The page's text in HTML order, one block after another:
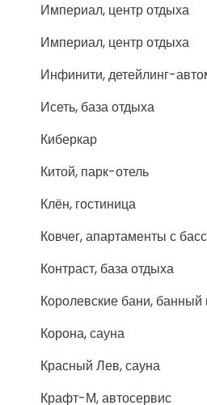
Империал, центр отдыха
Империал, центр отдыха
Инфинити, детейлинг-
Исеть, база отдыха
Киберкар
Китой, парк-отель
Клён, гостиница
Ковчег, апартаменты с
Контраст, база отдыха
Королевские бани, банный
Корона, сауна
Красный Лев, сауна
Крафт-М, автосервис